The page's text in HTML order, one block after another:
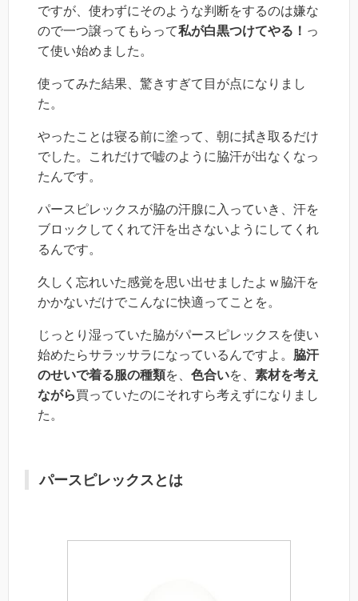
ですが、使わずにそのような判断をするのは嫌な
ので一つ譲ってもらって私が白黒つけてやる！ っ
て使い始めました。
使ってみた結果、驚きすぎて目が点になりまし
た。
やったことは寝る前に塗って、朝に拭き取るだけ
でした。これだけで嘘のように脇汗が出なくなっ
たんです。
パースピレックスが脇の汗腺に入っていき、汗を
ブロックしてくれて汗を出さないようにしてくれ
るんです。
久しく忘れいた感覚を思い出せましたよｗ脇汗を
かかないだけでこんなに快適ってことを。
じっとり湿っていた脇がパースピレックスを使い
始めたらサラッサラになっているんですよ。 脇汗
のせいで着る服の種類を、 色合いを、 素材を考え
ながら買っていたのにそれすら考えずになりまし
た。
パースピレックスとは